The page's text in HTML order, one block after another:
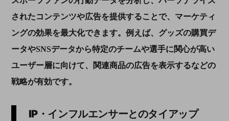
されたコンテンツや広告を提供することで、マーケティ
ングの効果を最大化できます。例えば、グッズの購買デ
ータやSNSデータから特定のチームや選手に関心が高い
ユーザー層に向けて、関連商品の広告を表示するなどの
戦略が有効です。
IP・インフルエンサーとのタイアップ